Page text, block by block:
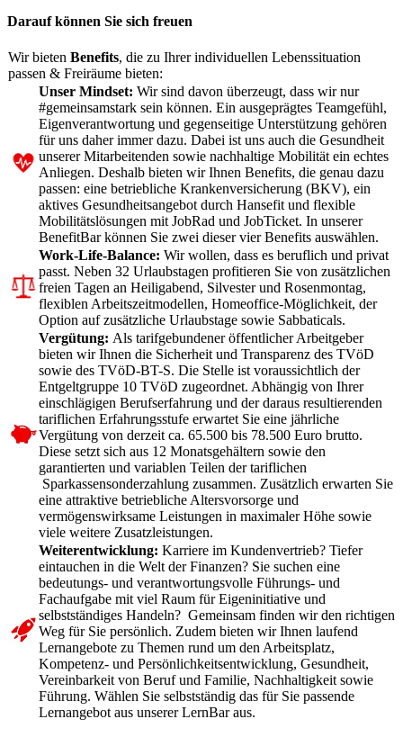
Darauf können Sie sich freuen
Wir bieten Benefits, die zu Ihrer individuellen Lebenssituation
passen & Freiräume bieten:
Unser Mindset: Wir sind davon überzeugt, dass wir nur
#gemeinsamstark sein können. Ein ausgeprägtes Teamgefühl,
Eigenverantwortung und gegenseitige Unterstützung gehören
für uns daher immer dazu. Dabei ist uns auch die Gesundheit
unserer Mitarbeitenden sowie nachhaltige Mobilität ein echtes
Anliegen. Deshalb bieten wir Ihnen Benefits, die genau dazu
passen: eine betriebliche Krankenversicherung (BKV), ein
aktives Gesundheitsangebot durch Hansefit und flexible
Mobilitätslösungen mit JobRad und JobTicket. In unserer
BenefitBar können Sie zwei dieser vier Benefits auswählen.
Work-Life-Balance: Wir wollen, dass es beruflich und privat
passt. Neben 32 Urlaubstagen profitieren Sie von zusätzlichen
freien Tagen an Heiligabend, Silvester und Rosenmontag,
flexiblen Arbeitszeitmodellen, Homeoffice-Möglichkeit, der
Option auf zusätzliche Urlaubstage sowie Sabbaticals.
Vergütung: Als tarifgebundener öffentlicher Arbeitgeber
bieten wir Ihnen die Sicherheit und Transparenz des TVöD
sowie des TVöD-BT-S. Die Stelle ist voraussichtlich der
Entgeltgruppe 10 TVöD zugeordnet. Abhängig von Ihrer
einschlägigen Berufserfahrung und der daraus resultierenden
tariflichen Erfahrungsstufe erwartet Sie eine jährliche
Vergütung von derzeit ca. 65.500 bis 78.500 Euro brutto.
Diese setzt sich aus 12 Monatsgehältern sowie den
garantierten und variablen Teilen der tariflichen
Sparkassensonderzahlung zusammen. Zusätzlich erwarten Sie
eine attraktive betriebliche Altersvorsorge und
vermögenswirksame Leistungen in maximaler Höhe sowie
viele weitere Zusatzleistungen.
Weiterentwicklung: Karriere im Kundenvertrieb? Tiefer
eintauchen in die Welt der Finanzen? Sie suchen eine
bedeutungs- und verantwortungsvolle Führungs- und
Fachaufgabe mit viel Raum für Eigeninitiative und
selbstständiges Handeln? Gemeinsam finden wir den richtigen
Weg für Sie persönlich. Zudem bieten wir Ihnen laufend
Lernangebote zu Themen rund um den Arbeitsplatz,
Kompetenz- und Persönlichkeitsentwicklung, Gesundheit,
Vereinbarkeit von Beruf und Familie, Nachhaltigkeit sowie
Führung. Wählen Sie selbstständig das für Sie passende
Lernangebot aus unserer LernBar aus.